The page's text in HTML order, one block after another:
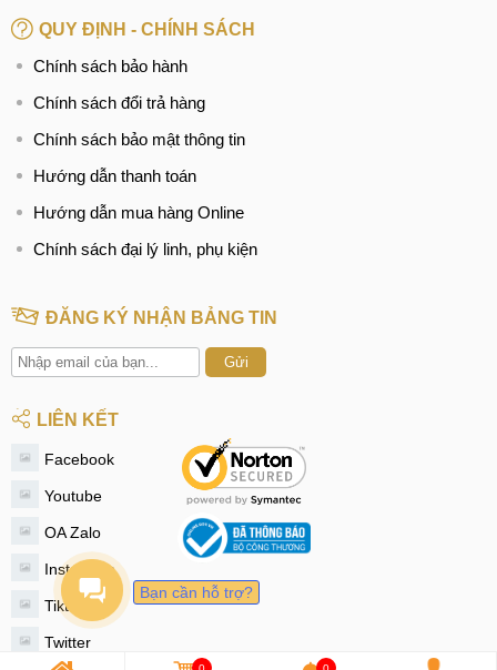
QUY ĐỊNH - CHÍNH SÁCH
Chính sách bảo hành
Chính sách đổi trả hàng
Chính sách bảo mật thông tin
Hướng dẫn thanh toán
Hướng dẫn mua hàng Online
Chính sách đại lý linh, phụ kiện
ĐĂNG KÝ NHẬN BẢNG TIN
Gửi
LIÊN KẾT
Facebook
Youtube
OA Zalo
Instagram
Tiktok
Twitter
Bạn cần hỗ trợ?